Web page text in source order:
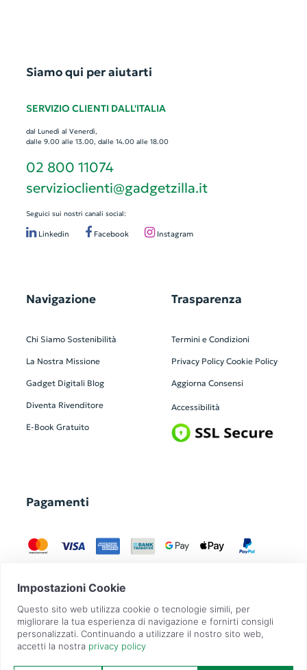
Siamo qui per aiutarti
SERVIZIO CLIENTI DALL'ITALIA
dal Lunedì al Venerdì,
dalle 9.00 alle 13.00, dalle 14.00 alle 18.00
02 800 11074
servizioclienti@gadgetzilla.it
Seguici sui nostri canali social:
Linkedin Facebook Instagram
Navigazione
Chi Siamo Sostenibilità
La Nostra Missione
Gadget Digitali Blog
Diventa Rivenditore
E-Book Gratuito
Trasparenza
Termini e Condizioni
Privacy Policy Cookie Policy
Aggiorna Consensi
Accessibilità
Pagamenti
GadgetZilla è un Brand di Overbi S.r.l.| realizzato con Contit
| © 2026 Tutti
i diritti riservati | P.IVA: 09351560967